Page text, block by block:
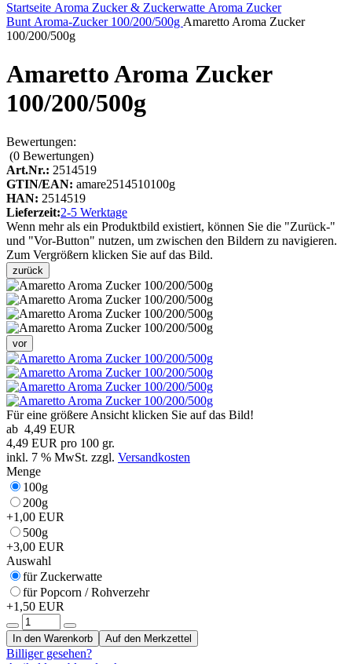
Startseite Aroma Zucker & Zuckerwatte Aroma Zucker
Bunt Aroma-Zucker 100/200/500g Amaretto Aroma Zucker
100/200/500g
Amaretto Aroma Zucker
100/200/500g
Bewertungen:
(0 Bewertungen)
Art.Nr.: 2514519
GTIN/EAN: amare2514510100g
HAN: 2514519
Lieferzeit:2-5 Werktage
Wenn mehr als ein Produktbild existiert, können Sie die "Zurück-"
und "Vor-Button" nutzen, um zwischen den Bildern zu navigieren.
Zum Vergrößern klicken Sie auf das Bild.
zurück
vor
Für eine größere Ansicht klicken Sie auf das Bild!
ab 4,49 EUR
4,49 EUR pro 100 gr.
inkl. 7 % MwSt. zzgl. Versandkosten
Menge
100g
200g
+1,00 EUR
500g
+3,00 EUR
Auswahl
für Zuckerwatte
für Popcorn / Rohverzehr
+1,50 EUR
In den Warenkorb Auf den Merkzettel
Billiger gesehen?